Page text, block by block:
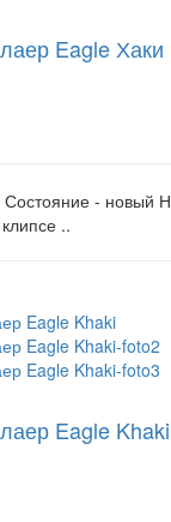
Eagle Хаки
- новый
..
Eagle Khaki